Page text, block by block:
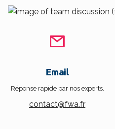
Email
Réponse rapide par nos experts.
contact@fwa.fr